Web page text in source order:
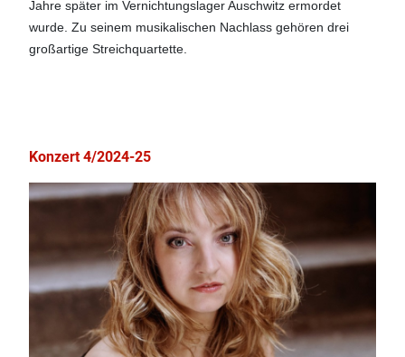
Jahre später im Vernichtungslager Auschwitz ermordet
wurde. Zu seinem musikalischen Nachlass gehören drei
großartige Streichquartette.
Konzert 4/2024-25